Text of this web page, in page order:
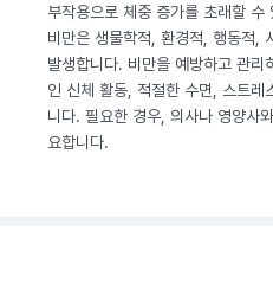
부작용으로 체중 증가를 초래할 수
비만은 생물학적, 환경적, 행동적,
발생합니다. 비만을 예방하고 관
인 신체 활동, 적절한 수면, 스트레
니다. 필요한 경우, 의사나 영양사
요합니다.